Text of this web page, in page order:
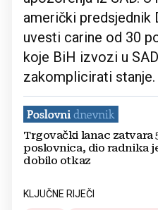
američki predsjednik
uvesti carine od 30
koje BiH izvozi u
zakomplicirati stanje.
Trgovački lanac zatvara
poslovnica, dio radnika
dobilo otkaz
KLJUČNE RIJEČI